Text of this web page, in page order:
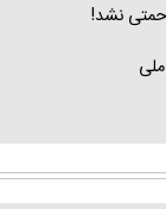
نشد!